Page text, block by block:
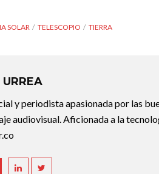
SOLAR TELESCOPIO TIERRA
y periodista apasionada por las
audiovisual. Aficionada a la